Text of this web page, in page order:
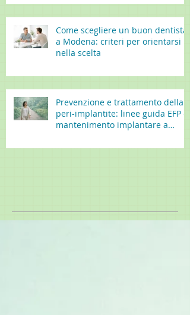
Come scegliere un buon dentista
a Modena: criteri per orientarsi
nella scelta
Prevenzione e trattamento della
peri-implantite: linee guida EFP e
mantenimento implantare a